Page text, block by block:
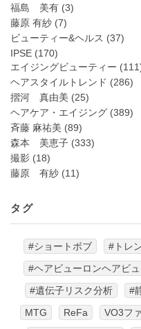
福島 美有 (3)
藤原 有紗 (7)
ビューティー&ヘルス (37)
IPSE (170)
エイジングビューティー
ヘアスタイルトレンド (286)
摺河 真由美 (25)
ヘアケア・エイジング (389)
斉藤 麻祐美 (89)
森本 美恵子 (333)
撮影 (18)
藤原 有紗 (11)
タグ
#ショートボブ #トレ
#ヘアビューロンヘアビ
#遺伝子リスク分析
#
MTG
ReFa VO3フ